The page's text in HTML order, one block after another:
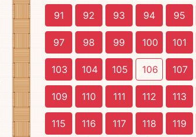
91 92 93 94 95
97 98 99 100 101
103 104 105 106 107
109 110 111 112 113
115 116 117 118 119